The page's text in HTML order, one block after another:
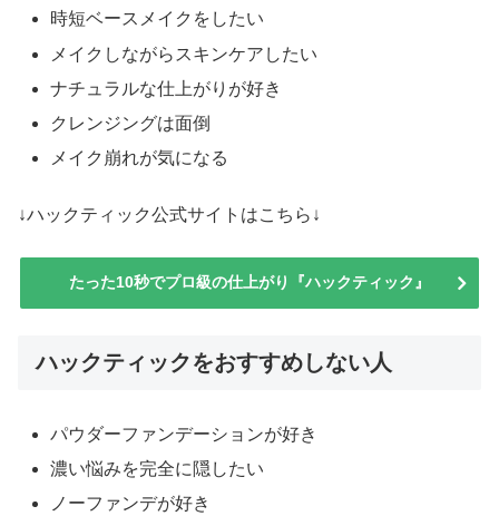
時短ベースメイクをしたい
メイクしながらスキンケアしたい
ナチュラルな仕上がりが好き
クレンジングは面倒
メイク崩れが気になる
↓ハックティック公式サイトはこちら↓
たった10秒でプロ級の仕上がり『ハックティック』
ハックティックをおすすめしない人
パウダーファンデーションが好き
濃い悩みを完全に隠したい
ノーファンデが好き